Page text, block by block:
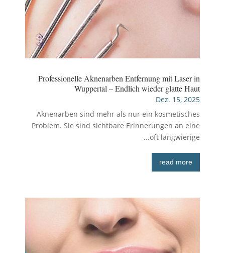
Professionelle Aknenarben Entfernung mit Laser in
Wuppertal – Endlich wieder glatte Haut
Dez. 15, 2025
Aknenarben sind mehr als nur ein kosmetisches
Problem. Sie sind sichtbare Erinnerungen an eine
oft langwierige...
read more